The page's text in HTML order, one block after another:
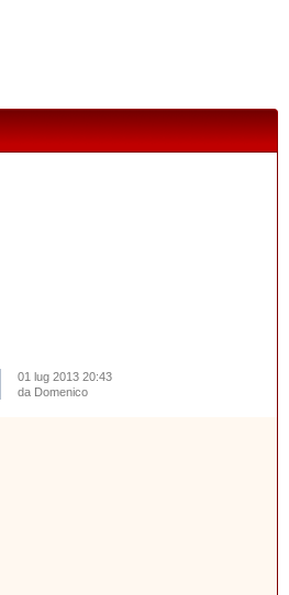
01 lug 2013 20:43
da Domenico